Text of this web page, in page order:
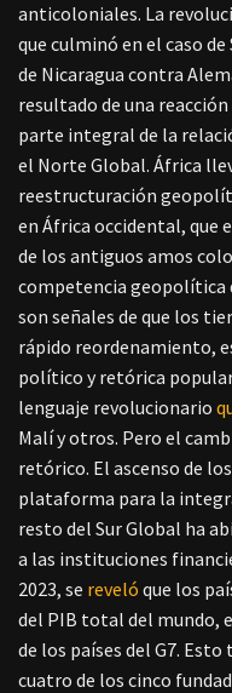
anticoloniales. La
que culminó en el caso
de Nicaragua contra
resultado de una
parte integral de la
el Norte Global. África
reestructuración
en África occidental, que
de los antiguos amos
competencia geopolítica
son señales de que los
rápido reordenamiento,
político y retórica
lenguaje revolucionario
Malí y otros. Pero el
retórico. El ascenso de
plataforma para la
resto del Sur Global ha
a las instituciones
2023, se reveló que los
del PIB total del mundo,
de los países del G7.
cuatro de los cinco